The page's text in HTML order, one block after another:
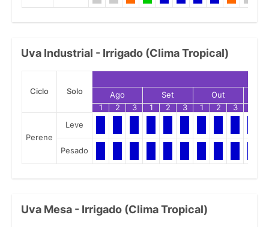
Uva Industrial - Irrigado (Clima Tropical)
Ciclo Solo Ago Set Out
1
2 3 1 2 3 1 2 3
Perene
Leve
Pesado
Uva Mesa - Irrigado (Clima Tropical)